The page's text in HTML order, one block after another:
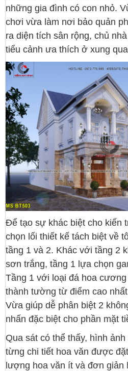
những gia đình có con nhỏ.
chơi vừa làm nơi bảo quản
ra diện tích sân rộng, chủ
tiểu cảnh ưa thích ở xung
Để tạo sự khác biệt cho kiến
chọn lối thiết kế tách biệt về
tầng 1 và 2. Khác với tầng 2
sơn trắng, tầng 1 lựa chọn
Tầng 1 với loại đá hoa
thành tường từ điểm cao
Vừa giúp dễ phân biệt 2
nhấn đặc biệt cho phần mặt
Qua sát có thể thấy, hình
từng chi tiết hoa văn được
lượng hoa văn ít và đơn giản